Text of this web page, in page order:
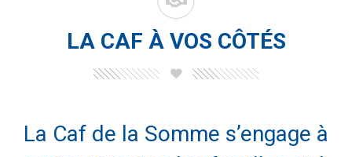
LA CAF À VOS CÔTÉS
La Caf de la Somme s’engage à